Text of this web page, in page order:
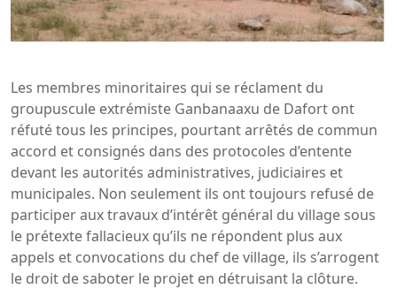
Les membres minoritaires qui se réclament du
groupuscule extrémiste Ganbanaaxu de Dafort ont
réfuté tous les principes, pourtant arrêtés de commun
accord et consignés dans des protocoles d’entente
devant les autorités administratives, judiciaires et
municipales. Non seulement ils ont toujours refusé de
participer aux travaux d’intérêt général du village sous
le prétexte fallacieux qu’ils ne répondent plus aux
appels et convocations du chef de village, ils s’arrogent
le droit de saboter le projet en détruisant la clôture.